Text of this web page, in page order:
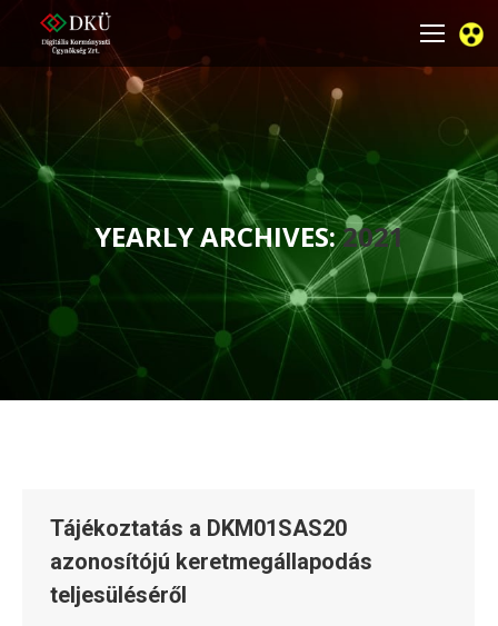
YEARLY ARCHIVES:2021
You are here:
Tájékoztatás a DKM01SAS20
azonosítójú keretmegállapodás
teljesüléséről